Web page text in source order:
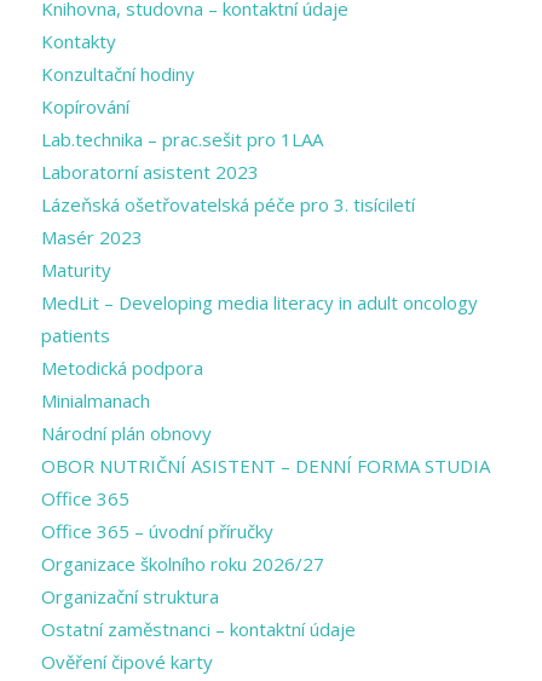
Knihovna, studovna – kontaktní údaje
Kontakty
Konzultační hodiny
Kopírování
Lab.technika – prac.sešit pro 1LAA
Laboratorní asistent 2023
Lázeňská ošetřovatelská péče pro 3. tisíciletí
Masér 2023
Maturity
MedLit – Developing media literacy in adult oncology
patients
Metodická podpora
Minialmanach
Národní plán obnovy
OBOR NUTRIČNÍ ASISTENT – DENNÍ FORMA STUDIA
Office 365
Office 365 – úvodní příručky
Organizace školního roku 2026/27
Organizační struktura
Ostatní zaměstnanci – kontaktní údaje
Ověření čipové karty